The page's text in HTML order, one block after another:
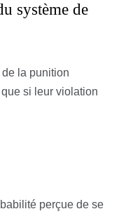
système de
la punition
si leur violation
perçue de se